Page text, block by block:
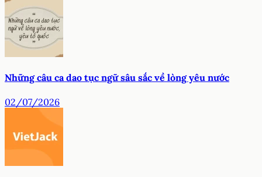
Những câu ca dao tục ngữ sâu sắc về lòng yêu nước
02/07/2026